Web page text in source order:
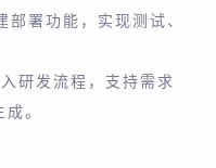
署功能，实现测试、
研发流程，支持需求
。